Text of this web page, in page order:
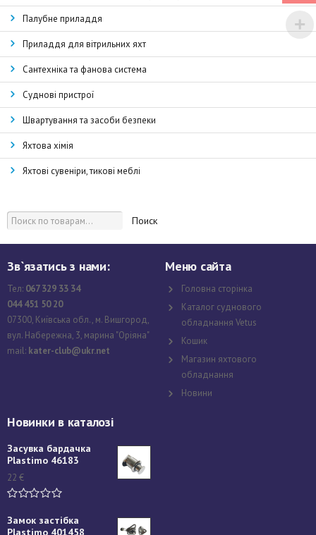
Палубне приладдя
Приладдя для вітрильних яхт
Сантехніка та фанова система
Суднові пристрої
Швартування та засоби безпеки
Яхтова хімія
Яхтові сувеніри, тикові меблі
Поиск
Зв`язатись з нами:
Тел: 067 329 33 34
044 451 50 20
07300, Київська обл., м. Вишгород,
вул. Набережна, 3, марина "Оріяна"
mail: kater-club@ukr.net
Меню сайта
Головна сторінка
Каталог суднового
обладнання Vetus
Кошик
Магазин яхтового
обладнання
Новини
Новинки в каталозі
Засувка бардачка
Plastimo 46183
22 €
Замок застібка
Plastimo 401458